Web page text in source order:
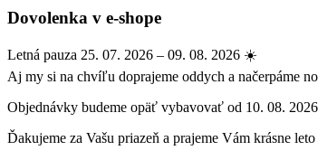
Dovolenka v e-shope
Letná pauza 25. 07. 2026 – 09. 08. 2026 ☀️
Aj my si na chvíľu doprajeme oddych a načerpáme
Objednávky budeme opäť vybavovať od 10. 08.
Ďakujeme za Vašu priazeň a prajeme Vám krásne